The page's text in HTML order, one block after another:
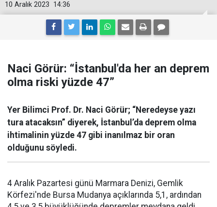
14:36
10 Aralık 2023
Naci Görür: “İstanbul'da her an deprem
olma riski yüzde 47”
Yer Bilimci Prof. Dr. Naci Görür; “Neredeyse yazı
tura atacaksın” diyerek, İstanbul’da deprem olma
ihtimalinin yüzde 47 gibi inanılmaz bir oran
olduğunu söyledi.
4 Aralık Pazartesi günü Marmara Denizi, Gemlik
Körfezi'nde Bursa Mudanya açıklarında 5,1, ardından